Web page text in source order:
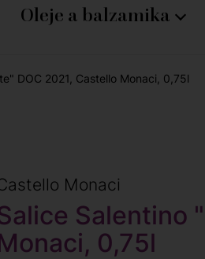
Oleje a balzamika
DOC 2021, Castello Monaci, 0,75l
Monaci
Salentino
0,75l